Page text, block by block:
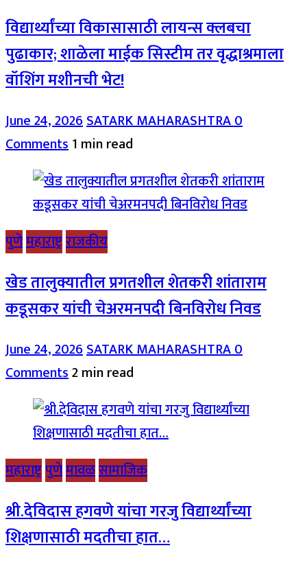
विद्यार्थ्यांच्या विकासासाठी लायन्स क्लबचा
पुढाकार; शाळेला माईक सिस्टीम तर वृद्धाश्रमाला
वॉशिंग मशीनची भेट!
June 24, 2026SATARK MAHARASHTRA0
Comments1 min read
पुणेमहाराष्ट्रराजकीय
खेड तालुक्यातील प्रगतशील शेतकरी शांताराम
कडूसकर यांची चेअरमनपदी बिनविरोध निवड
June 24, 2026SATARK MAHARASHTRA0
Comments2 min read
महाराष्ट्रपुणेमावळसामाजिक
श्री.देविदास हगवणे यांचा गरजु विद्यार्थ्यांच्या
शिक्षणासाठी मदतीचा हात…